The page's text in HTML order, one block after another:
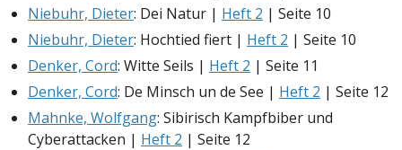
Niebuhr, Dieter: Dei Natur | Heft 2 | Seite 10
Niebuhr, Dieter: Hochtied fiert | Heft 2 | Seite 10
Denker, Cord: Witte Seils | Heft 2 | Seite 11
Denker, Cord: De Minsch un de See | Heft 2 | Seite 12
Mahnke, Wolfgang: Sibirisch Kampfbiber und
Cyberattacken | Heft 2 | Seite 12